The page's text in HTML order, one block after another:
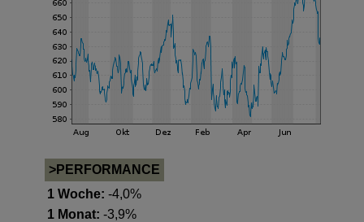
>PERFORMANCE
1 Woche: -4,0%
1 Monat: -3,9%